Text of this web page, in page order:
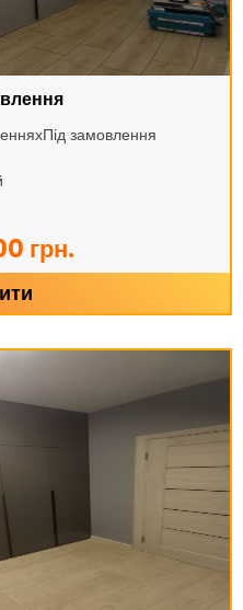
замовлення
грн.